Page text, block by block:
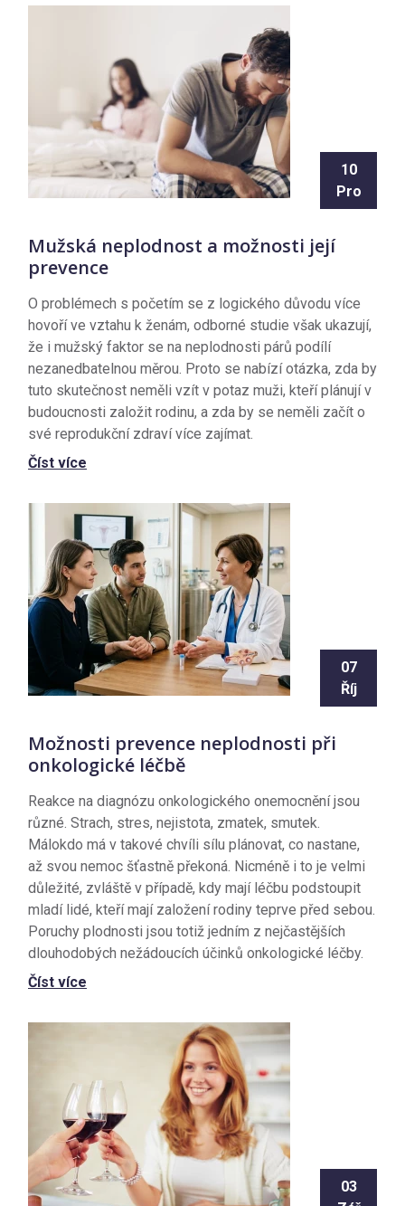
10
Pro
Mužská neplodnost a možnosti její
prevence
O problémech s početím se z logického důvodu více
hovoří ve vztahu k ženám, odborné studie však ukazují,
že i mužský faktor se na neplodnosti párů podílí
nezanedbatelnou měrou. Proto se nabízí otázka, zda by
tuto skutečnost neměli vzít v potaz muži, kteří plánují v
budoucnosti založit rodinu, a zda by se neměli začít o
své reprodukční zdraví více zajímat.
Číst více
07
Říj
Možnosti prevence neplodnosti při
onkologické léčbě
Reakce na diagnózu onkologického onemocnění jsou
různé. Strach, stres, nejistota, zmatek, smutek.
Málokdo má v takové chvíli sílu plánovat, co nastane,
až svou nemoc šťastně překoná. Nicméně i to je velmi
důležité, zvláště v případě, kdy mají léčbu podstoupit
mladí lidé, kteří mají založení rodiny teprve před sebou.
Poruchy plodnosti jsou totiž jedním z nejčastějších
dlouhodobých nežádoucích účinků onkologické léčby.
Číst více
03